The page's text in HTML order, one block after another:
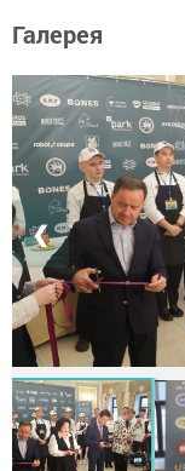
Галерея
❮